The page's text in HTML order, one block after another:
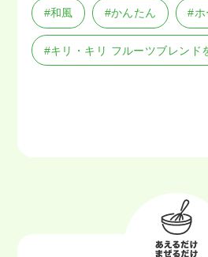
#和風 #かんたん #ホ
#キリ・キリ フルーツブレンド